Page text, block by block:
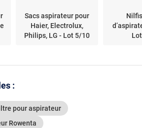
Sacs aspirateur pour
Haier, Electrolux,
Philips, LG - Lot 5/10
:
pour aspirateur
Rowenta